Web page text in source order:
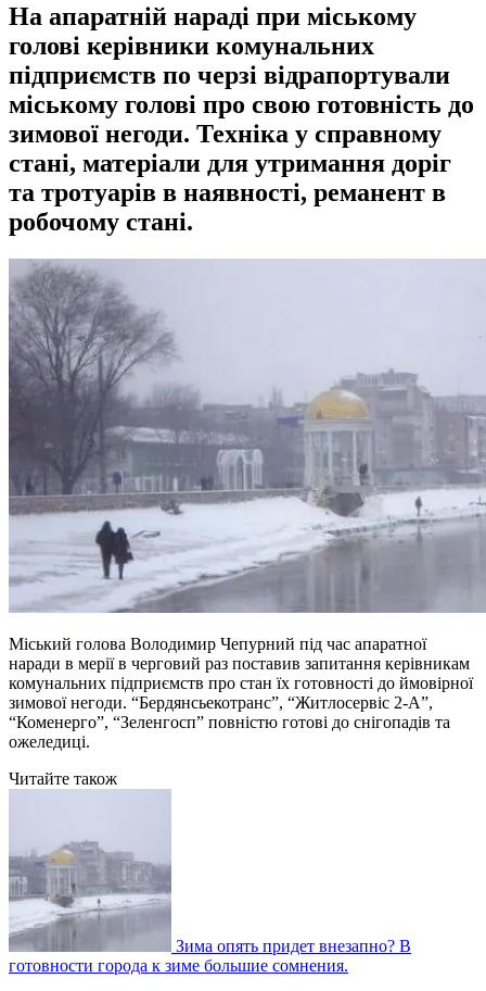
На апаратній нараді при міському
голові керівники комунальних
підприємств по черзі відрапортували
міському голові про свою готовність до
зимової негоди. Техніка у справному
стані, матеріали для утримання доріг
та тротуарів в наявності, реманент в
робочому стані.
Міський голова Володимир Чепурний під час апаратної
наради в мерії в черговий раз поставив запитання керівникам
комунальних підприємств про стан їх готовності до ймовірної
зимової негоди. “Бердянсьекотранс”, “Житлосервіс 2-А”,
“Коменерго”, “Зеленгосп” повністю готові до снігопадів та
ожеледиці.
Читайте також
Зима опять придет внезапно? В
готовности города к зиме большие сомнения.